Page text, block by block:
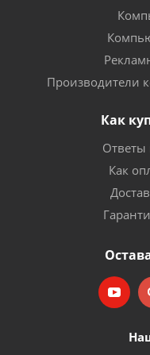
Производители
Как
Ответы
Как